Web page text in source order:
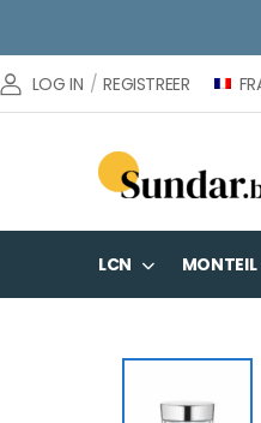
LOG IN / REGISTREER
LCN MONTEIL